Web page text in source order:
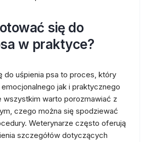
się do
w praktyce?
do uśpienia psa to proces, który
jak i praktycznego
wszystkim warto porozmawiać z
czego można się spodziewać
Weterynarze często oferują
szczegółów dotyczących